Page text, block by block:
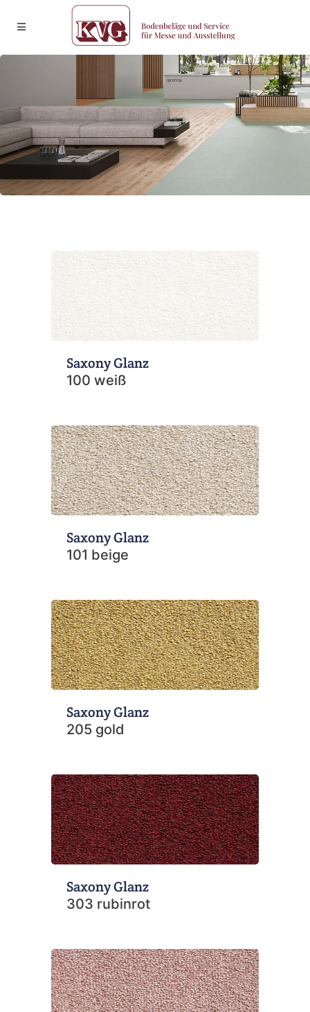
Saxony Glanz
100 weiß
Saxony Glanz
101 beige
Saxony Glanz
205 gold
Saxony Glanz
303 rubinrot